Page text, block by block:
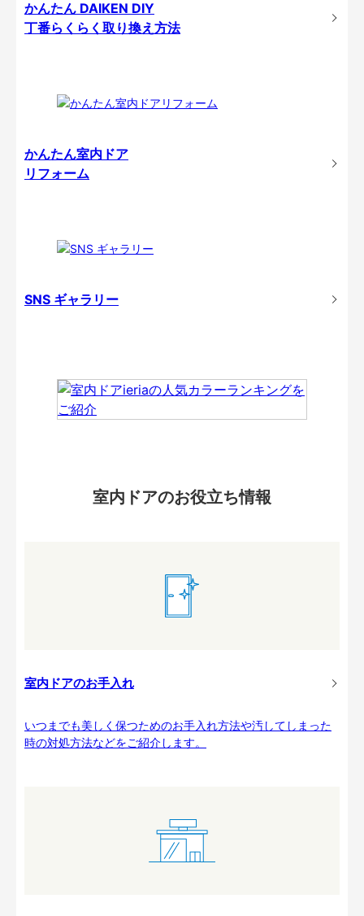
かんたん DAIKEN DIY
丁番らくらく取り換え方法
かんたん室内ドア
リフォーム
SNS ギャラリー
室内ドアのお役立ち情報
室内ドアのお手入れ
いつまでも美しく保つためのお手入れ方法や汚してしまった
時の対処方法などをご紹介します。